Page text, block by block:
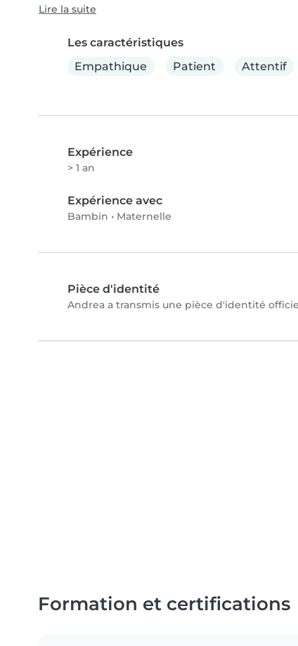
Lire la suite
Les caractéristiques
Empathique
Patient Attentif
Expérience
> 1 an
Expérience avec
Bambin • Maternelle
Pièce d'identité
Andrea a transmis une pièce d'identité
Formation et certifications